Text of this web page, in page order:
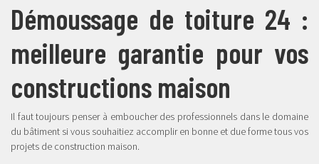
Démoussage de toiture 24 :
meilleure garantie pour vos
constructions maison
Il faut toujours penser à emboucher des professionnels dans le domaine
du bâtiment si vous souhaitiez accomplir en bonne et due forme tous vos
projets de construction maison.